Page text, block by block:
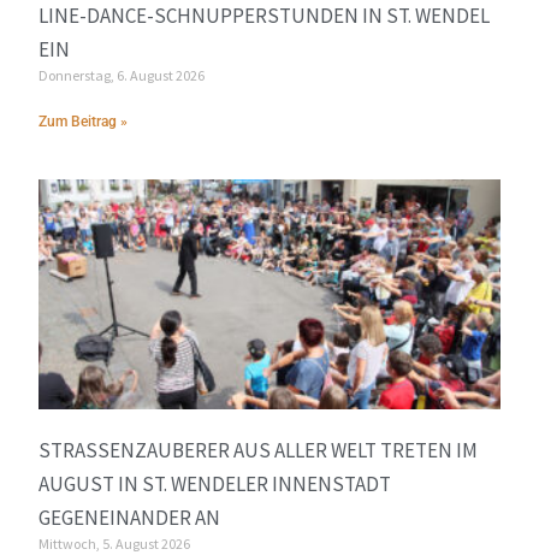
LINE-DANCE-SCHNUPPERSTUNDEN IN ST. WENDEL
EIN
Donnerstag, 6. August 2026
Zum Beitrag »
STRASSENZAUBERER AUS ALLER WELT TRETEN IM A
UGUST IN ST. WENDELER INNENSTADT G
EGENEINANDER AN
Mittwoch, 5. August 2026